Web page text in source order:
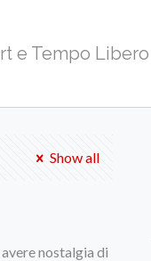
e Tempo Libero
Show all
nostalgia di